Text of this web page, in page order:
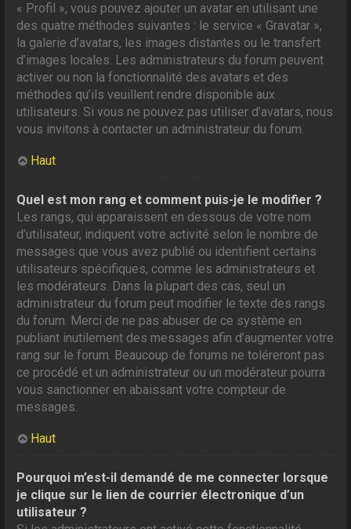
« Profil », vous pouvez ajouter un avatar en utilisant une
des quatre méthodes suivantes : le service « Gravatar »,
la galerie d’avatars, les images distantes ou le transfert
d’images locales. Les administrateurs du forum peuvent
activer ou non la fonctionnalité des avatars et des
méthodes qu’ils veuillent rendre disponible aux
utilisateurs. Si vous ne pouvez pas utiliser d’avatars, nous
vous invitons à contacter un administrateur du forum.
Haut
Quel est mon rang et comment puis-je le modifier ?
Les rangs, qui apparaissent en dessous de votre nom
d’utilisateur, indiquent votre activité selon le nombre de
messages que vous avez publié ou identifient certains
utilisateurs spécifiques, comme les administrateurs et
les modérateurs. Dans la plupart des cas, seul un
administrateur du forum peut modifier le texte des rangs
du forum. Merci de ne pas abuser de ce système en
publiant inutilement des messages afin d’augmenter votre
rang sur le forum. Beaucoup de forums ne toléreront pas
ce procédé et un administrateur ou un modérateur pourra
vous sanctionner en abaissant votre compteur de
messages.
Haut
Pourquoi m’est-il demandé de me connecter lorsque
je clique sur le lien de courrier électronique d’un
utilisateur ?